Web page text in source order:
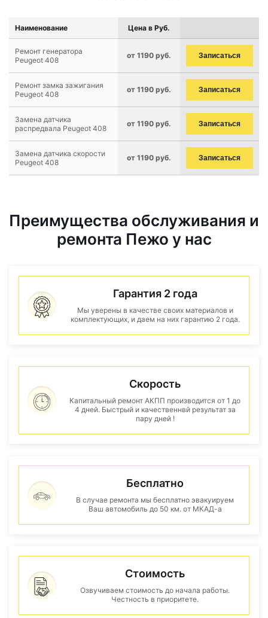
Наименование Цена в Руб.
Ремонт генератора
Peugeot 408
от 1190 руб. Записаться
Ремонт замка зажигания
Peugeot 408
от 1190 руб. Записаться
Замена датчика
распредвала Peugeot 408
от 1190 руб. Записаться
Замена датчика скорости
Peugeot 408
от 1190 руб. Записаться
Преимущества обслуживания и
ремонта Пежо у нас
Гарантия 2 года
Мы уверены в качестве своих материалов и
комплектующих, и даем на них гарантию 2 года.
Скорость
Капитальный ремонт АКПП производится от 1 до
4 дней. Быстрый и качественнвй результат за
пару дней !
Бесплатно
В случае ремонта мы бесплатно эвакуируем
Ваш автомобиль до 50 км. от МКАД-а
Стоимость
Озвучиваем стоимость до начала работы.
Честность в приоритете.